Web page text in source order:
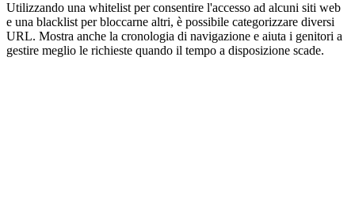
Utilizzando una whitelist per consentire l'accesso ad alcuni siti web
e una blacklist per bloccarne altri, è possibile categorizzare diversi
URL. Mostra anche la cronologia di navigazione e aiuta i genitori a
gestire meglio le richieste quando il tempo a disposizione scade.